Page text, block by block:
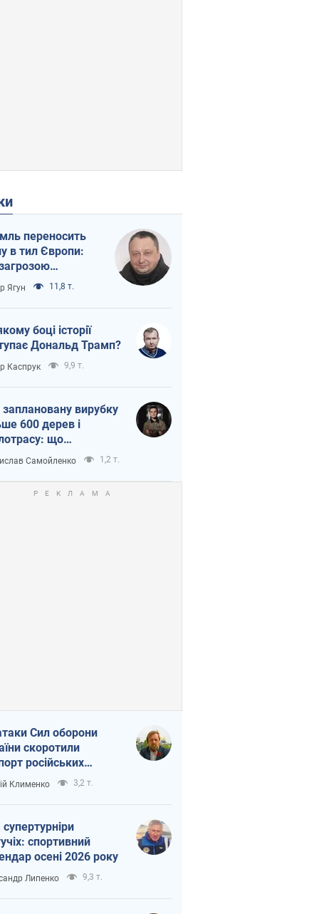
переносить
в тил Європи:
логістика
Ягун 11,8 т.
боці історії
Дональд Трамп?
Каспрук 9,9 т.
вирубку
600 дерев і
що
на Теремках
Самойленко 1,2 т.
Сил оборони
скоротили
російських
Клименко 3,2 т.
спортивний
осені 2026 року
Липенко 9,3 т.